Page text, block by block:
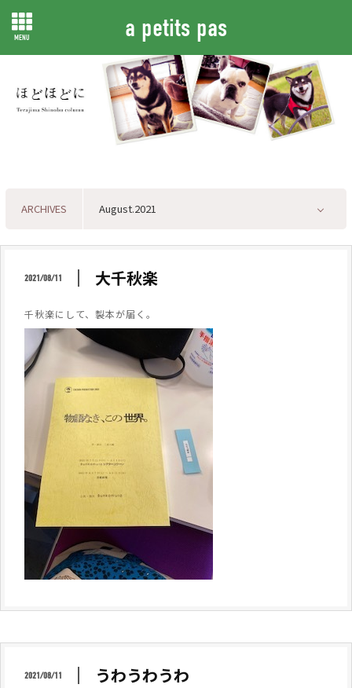
MENU a petits pas
ARCHIVES
2021/08/11 大千秋楽
千秋楽にして、製本が届く。
2021/08/11 うわうわうわ